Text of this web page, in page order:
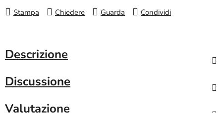
Stampa Chiedere Guarda Condividi
Descrizione
Discussione
Valutazione